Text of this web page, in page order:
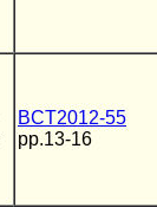
BCT2012-55
pp.13-16